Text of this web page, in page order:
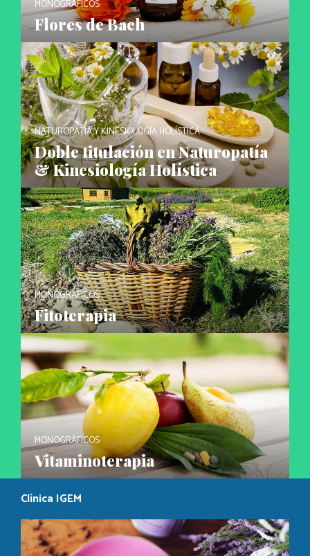
MONOGRÁFICOS
Flores de Bach
NATUROPATÍA Y KINESIOLOGÍA HOLÍSTICA
Doble titulación en Naturopatía
& Kinesiología Holística
MONOGRÁFICOS
Fitoterapia
MONOGRÁFICOS
Vitaminoterapia
Clínica IGEM